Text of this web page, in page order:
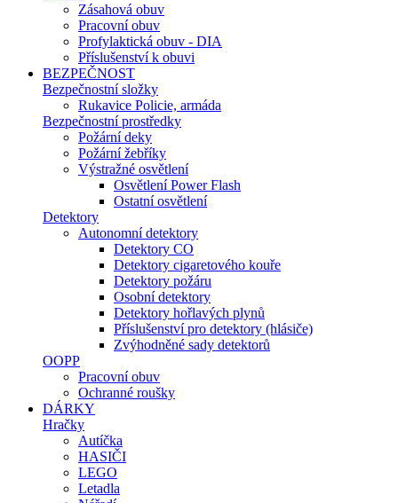
Zásahová obuv
Pracovní obuv
Profylaktická obuv - DIA
Příslušenství k obuvi
BEZPEČNOST
Bezpečnostní složky
Rukavice Policie, armáda
Bezpečnostní prostředky
Požární deky
Požární žebříky
Výstražné osvětlení
Osvětlení Power Flash
Ostatní osvětlení
Detektory
Autonomní detektory
Detektory CO
Detektory cigaretového kouře
Detektory požáru
Osobní detektory
Detektory hořlavých plynů
Příslušenství pro detektory (hlásiče)
Zvýhodněné sady detektorů
OOPP
Pracovní obuv
Ochranné roušky
DÁRKY
Hračky
Autíčka
HASIČI
LEGO
Letadla